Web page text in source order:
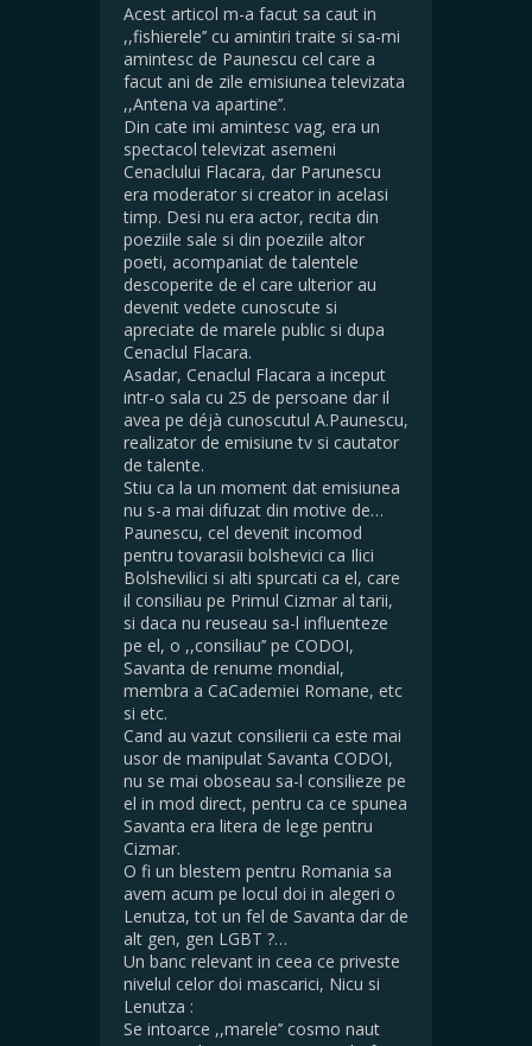
Acest articol m-a facut sa caut in
,,fishierele’’ cu amintiri traite si sa-mi
amintesc de Paunescu cel care a
facut ani de zile emisiunea televizata
,,Antena va apartine’’.
Din cate imi amintesc vag, era un
spectacol televizat asemeni
Cenaclului Flacara, dar Parunescu
era moderator si creator in acelasi
timp. Desi nu era actor, recita din
poeziile sale si din poeziile altor
poeti, acompaniat de talentele
descoperite de el care ulterior au
devenit vedete cunoscute si
apreciate de marele public si dupa
Cenaclul Flacara.
Asadar, Cenaclul Flacara a inceput
intr-o sala cu 25 de persoane dar il
avea pe déjà cunoscutul A.Paunescu,
realizator de emisiune tv si cautator
de talente.
Stiu ca la un moment dat emisiunea
nu s-a mai difuzat din motive de…
Paunescu, cel devenit incomod
pentru tovarasii bolshevici ca Ilici
Bolshevilici si alti spurcati ca el, care
il consiliau pe Primul Cizmar al tarii,
si daca nu reuseau sa-l influenteze
pe el, o ,,consiliau’’ pe CODOI,
Savanta de renume mondial,
membra a CaCademiei Romane, etc
si etc.
Cand au vazut consilierii ca este mai
usor de manipulat Savanta CODOI,
nu se mai oboseau sa-l consilieze pe
el in mod direct, pentru ca ce spunea
Savanta era litera de lege pentru
Cizmar.
O fi un blestem pentru Romania sa
avem acum pe locul doi in alegeri o
Lenutza, tot un fel de Savanta dar de
alt gen, gen LGBT ?…
Un banc relevant in ceea ce priveste
nivelul celor doi mascarici, Nicu si
Lenutza :
Se intoarce ,,marele’’ cosmo naut